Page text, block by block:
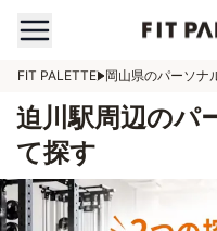
FIT PALETTE 岡山県のパーソナ
迫川駅周辺のパ
て探す